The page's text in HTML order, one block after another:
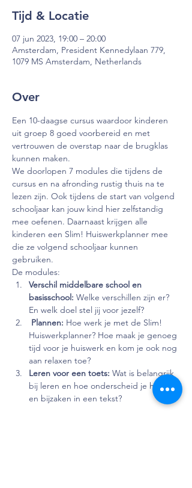
Tijd & Locatie
07 jun 2023, 19:00 – 20:00
Amsterdam, President Kennedylaan 779,
1079 MS Amsterdam, Netherlands
Over
Een 10-daagse cursus waardoor kinderen
uit groep 8 goed voorbereid en met
vertrouwen de overstap naar de brugklas
kunnen maken.
We doorlopen 7 modules die tijdens de
cursus en na afronding rustig thuis na te
lezen zijn. Ook tijdens de start van volgend
schooljaar kan jouw kind hier zelfstandig
mee oefenen. Daarnaast krijgen alle
kinderen een Slim! Huiswerkplanner mee
die ze volgend schooljaar kunnen
gebruiken.
De modules:
Verschil middelbare school en
basisschool: Welke verschillen zijn er?
En welk doel stel jij voor jezelf?
Plannen: Hoe werk je met de Slim!
Huiswerkplanner? Hoe maak je genoeg
tijd voor je huiswerk en kom je ook nog
aan relaxen toe?
Leren voor een toets: Wat is belangrijk
bij leren en hoe onderscheid je hoofd-
en bijzaken in een tekst?